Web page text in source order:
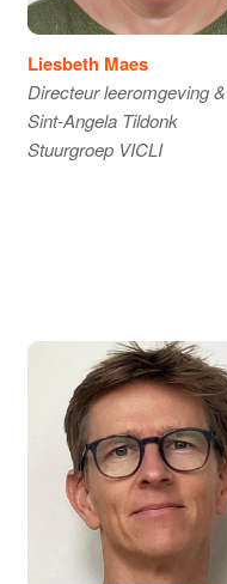
Liesbeth Maes
Directeur leeromgeving
Sint-Angela Tildonk
Stuurgroep VICLI